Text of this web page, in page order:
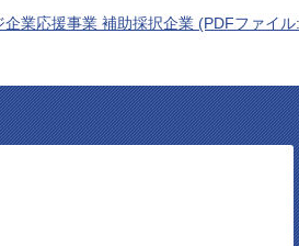
業応援事業 補助採択企業 (PDFファイル: